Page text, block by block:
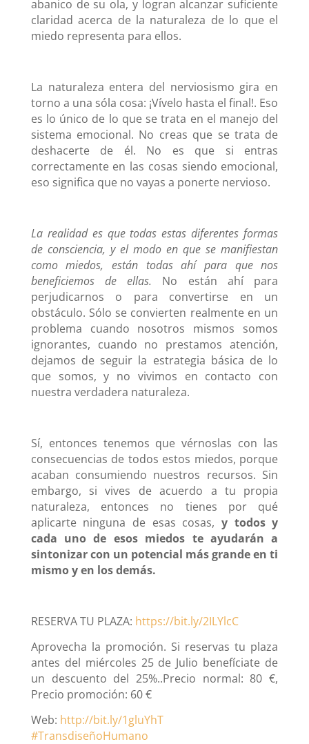
abanico de su ola, y logran alcanzar suficiente
claridad acerca de la naturaleza de lo que el
miedo representa para ellos.
La naturaleza entera del nerviosismo gira en
torno a una sóla cosa: ¡Vívelo hasta el final!. Eso
es lo único de lo que se trata en el manejo del
sistema emocional. No creas que se trata de
deshacerte de él. No es que si entras
correctamente en las cosas siendo emocional,
eso significa que no vayas a ponerte nervioso.
La realidad es que todas estas diferentes formas
de consciencia, y el modo en que se manifiestan
como miedos, están todas ahí para que nos
beneficiemos de ellas.
No están ahí para
perjudicarnos o para convertirse en un
obstáculo. Sólo se convierten realmente en un
problema cuando nosotros mismos somos
ignorantes, cuando no prestamos atención,
dejamos de seguir la estrategia básica de lo
que somos, y no vivimos en contacto con
nuestra verdadera naturaleza.
Sí, entonces tenemos que vérnoslas con las
consecuencias de todos estos miedos, porque
acaban consumiendo nuestros recursos. Sin
embargo, si vives de acuerdo a tu propia
naturaleza, entonces no tienes por qué
aplicarte ninguna de esas cosas, y todos y
cada uno de esos miedos te ayudarán a
sintonizar con un potencial más grande en ti
mismo y en los demás.
RESERVA TU PLAZA: https://bit.ly/2ILYlcC
Aprovecha la promoción. Si reservas tu plaza
antes del miércoles 25 de Julio benefíciate de
un descuento del 25%..Precio normal: 80 €,
Precio promoción: 60 €
Web: http://bit.ly/1gluYhT
#TransdiseñoHumano